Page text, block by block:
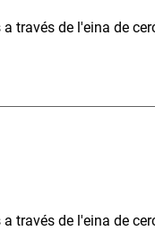
través de l'eina de
través de l'eina de